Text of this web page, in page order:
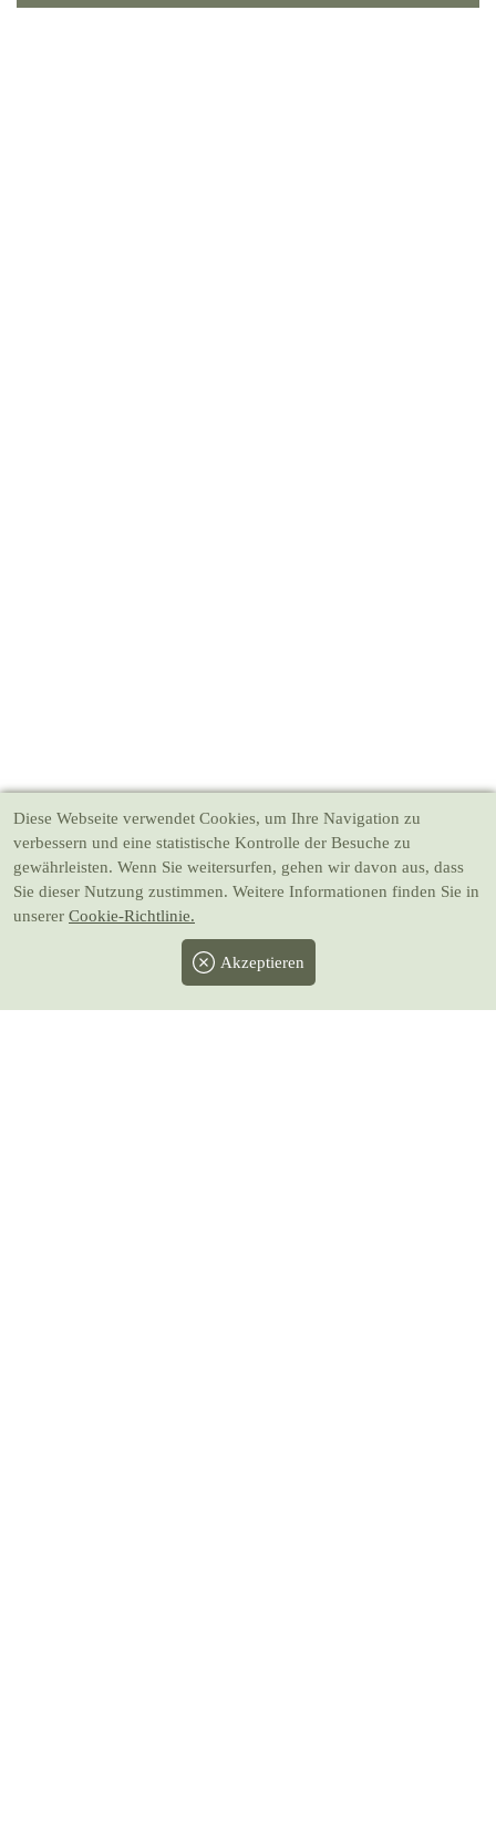
Diese Webseite verwendet Cookies, um Ihre Navigation zu
verbessern und eine statistische Kontrolle der Besuche zu
gewährleisten. Wenn Sie weitersurfen, gehen wir davon aus, dass
Sie dieser Nutzung zustimmen. Weitere Informationen finden Sie in
unserer Cookie-Richtlinie.
Akzeptieren